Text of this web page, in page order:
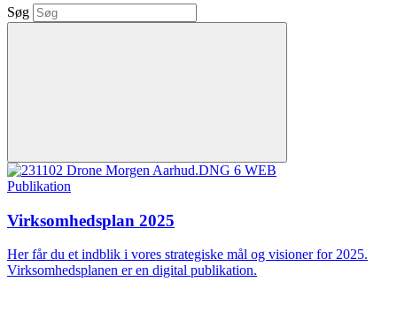
Søg
Publikation
Virksomhedsplan 2025
Her får du et indblik i vores strategiske mål og visioner for 2025.
Virksomhedsplanen er en digital publikation.